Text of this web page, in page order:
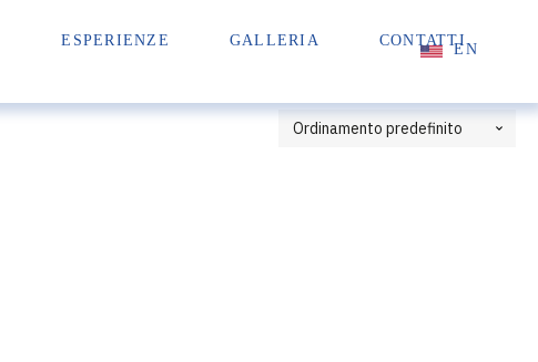
ESPERIENZE GALLERIA CONTATTI
EN